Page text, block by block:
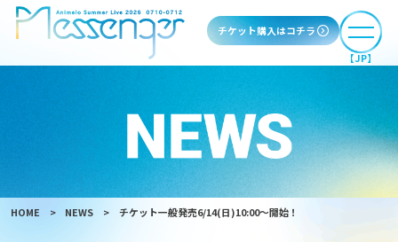
チケット購入はコチラ
【JP】
HOME NEWS チケット一般発売6/14(日)10:00～開始！